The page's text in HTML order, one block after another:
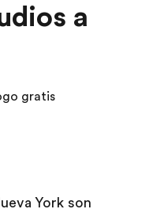
a
gratis
York son